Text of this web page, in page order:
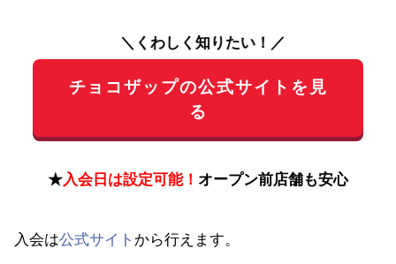
＼くわしく知りたい！／
チョコザップの公式サイトを見
る
★入会日は設定可能！ オープン前店舗も安心
入会は公式サイト から行えます。